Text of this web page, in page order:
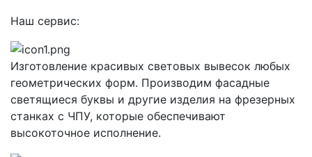
Наш сервис:
Изготовление красивых световых вывесок любых
геометрических форм. Производим фасадные
светящиеся буквы и другие изделия на фрезерных
станках с ЧПУ, которые обеспечивают
высокоточное исполнение.